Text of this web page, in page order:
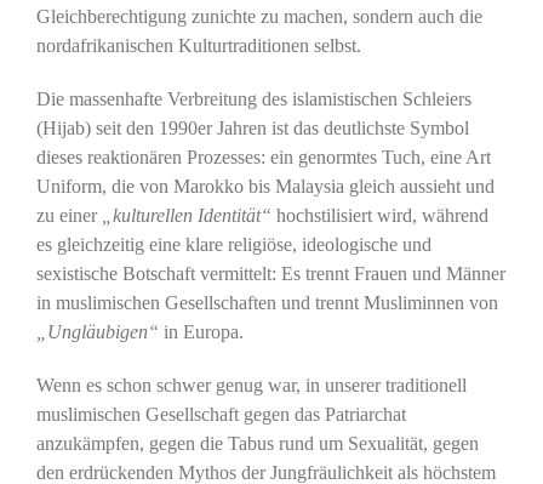
Gleichberechtigung zunichte zu machen, sondern auch die
nordafrikanischen Kulturtraditionen selbst.
Die massenhafte Verbreitung des islamistischen Schleiers
(Hijab) seit den 1990er Jahren ist das deutlichste Symbol
dieses reaktionären Prozesses: ein genormtes Tuch, eine Art
Uniform, die von Marokko bis Malaysia gleich aussieht und
zu einer
„kulturellen Identität“ hochstilisiert wird, während
es gleichzeitig eine klare religiöse, ideologische und
sexistische Botschaft vermittelt: Es trennt Frauen und Männer
in muslimischen Gesellschaften und trennt Musliminnen von
„Ungläubigen“ in Europa.
Wenn es schon schwer genug war, in unserer traditionell
muslimischen Gesellschaft gegen das Patriarchat
anzukämpfen, gegen die Tabus rund um Sexualität, gegen
den erdrückenden Mythos der Jungfräulichkeit als höchstem